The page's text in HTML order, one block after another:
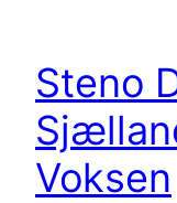
Steno
Voksen